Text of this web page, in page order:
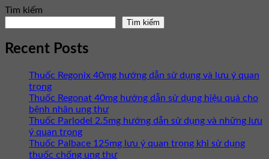
Tìm kiếm
Tìm kiếm
Recent Posts
Thuốc Regonix 40mg hướng dẫn sử dụng và lưu ý quan
trọng
Thuốc Regonat 40mg hướng dẫn sử dụng hiệu quả cho
bệnh nhân ung thư
Thuốc Parlodel 2.5mg hướng dẫn sử dụng và những lưu
ý quan trọng
Thuốc Palbace 125mg lưu ý quan trọng khi sử dụng
thuốc chống ung thư